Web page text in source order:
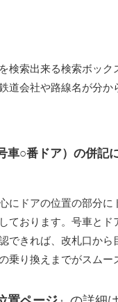
検索出来る検索ボック
道会社や路線名が分か
車○番ドア）の併記
にドアの位置の部分に
ております。号車とド
できれば、改札口から
乗り換えまでがスムー